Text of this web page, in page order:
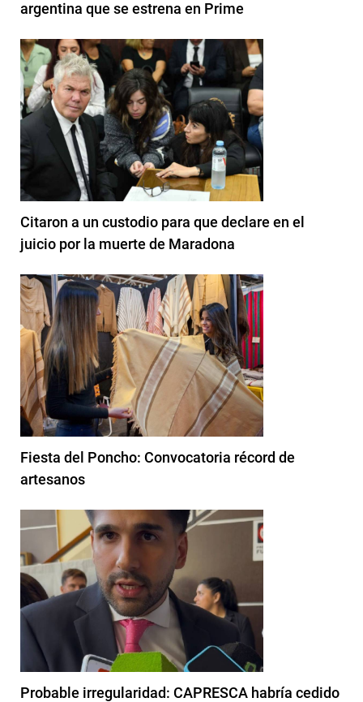
argentina que se estrena en Prime
Citaron a un custodio para que declare en el
juicio por la muerte de Maradona
Fiesta del Poncho: Convocatoria récord de
artesanos
Probable irregularidad: CAPRESCA habría cedido